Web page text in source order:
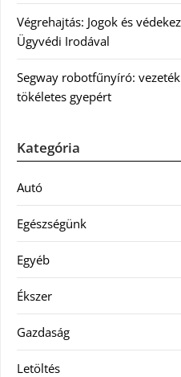
Végrehajtás: Jogok és
Ügyvédi Irodával
Segway robotfűnyíró:
tökéletes gyepért
Kategória
Autó
Egészségünk
Egyéb
Ékszer
Gazdaság
Letöltés